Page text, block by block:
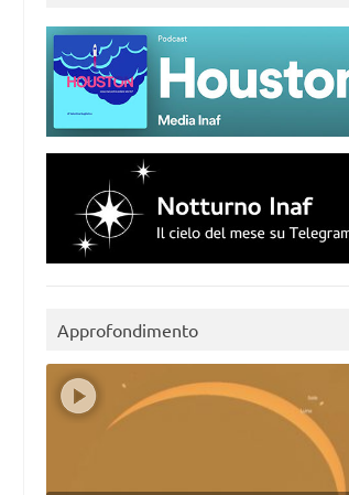
Approfondimento